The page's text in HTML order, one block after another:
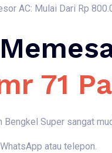
AC: Mulai Dari Rp
71
Bengkel Super sangat
atau telepon.